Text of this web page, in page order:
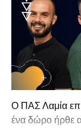
Ο ΠΑΣ Λαμία
ένα δώρο ήρθε